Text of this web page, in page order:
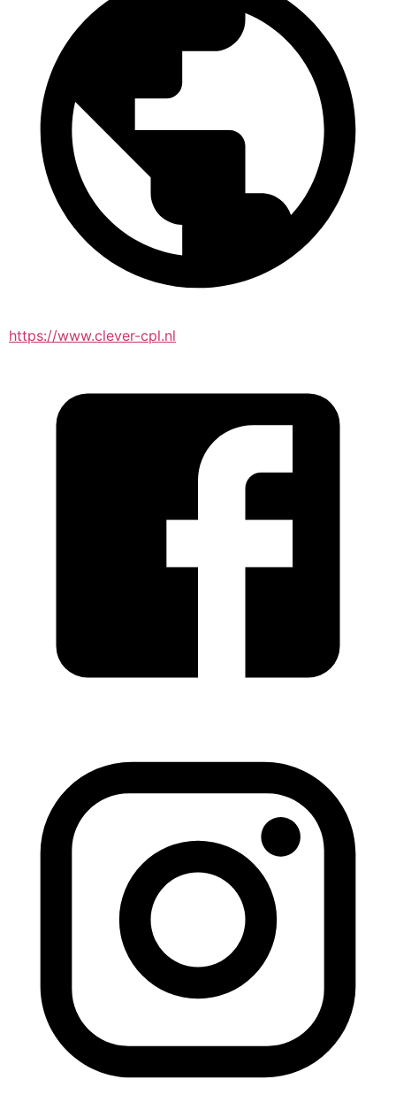
https://www.clever-cpl.nl